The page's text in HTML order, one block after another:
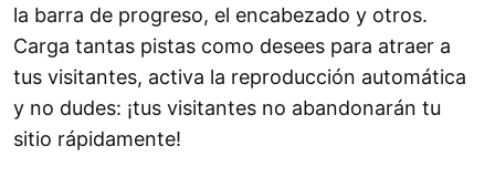
la barra de progreso, el encabezado y otros.
Carga tantas pistas como desees para atraer a
tus visitantes, activa la reproducción automática
y no dudes: ¡tus visitantes no abandonarán tu
sitio rápidamente!